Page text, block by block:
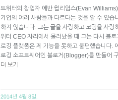
트위터의 창업자 에반 윌리엄스(Evan
기업의 여러 사람들과 다르다는 것을 알 수 있
하지 않습니다. 그는 글을 사랑하고 코딩을 사
위터 CEO 자리에서 물러났을 때 그는 다시 블
로깅 플랫폼은 제 기능을 못하고 불편했습니다.
로깅 소프트웨어인 블로거(Blogger)를 만들어
더 보기
2014년 4월 8일.